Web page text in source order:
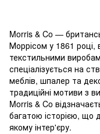
Morris & Co —
Моррісом у 1861 році,
текстильними
спеціалізується на
меблів, шпалер та
традиційні мотиви з
Morris & Co
багатою історією, що
якому інтер'єру.